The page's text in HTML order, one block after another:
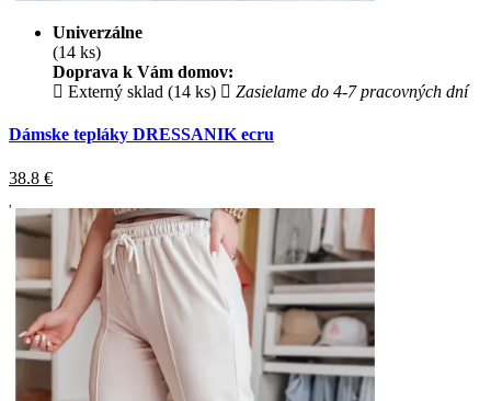
Univerzálne
(14 ks)
Doprava k Vám domov:
Externý sklad (14 ks)
Zasielame do 4-7 pracovných dní
Dámske tepláky DRESSANIK ecru
38.8 €